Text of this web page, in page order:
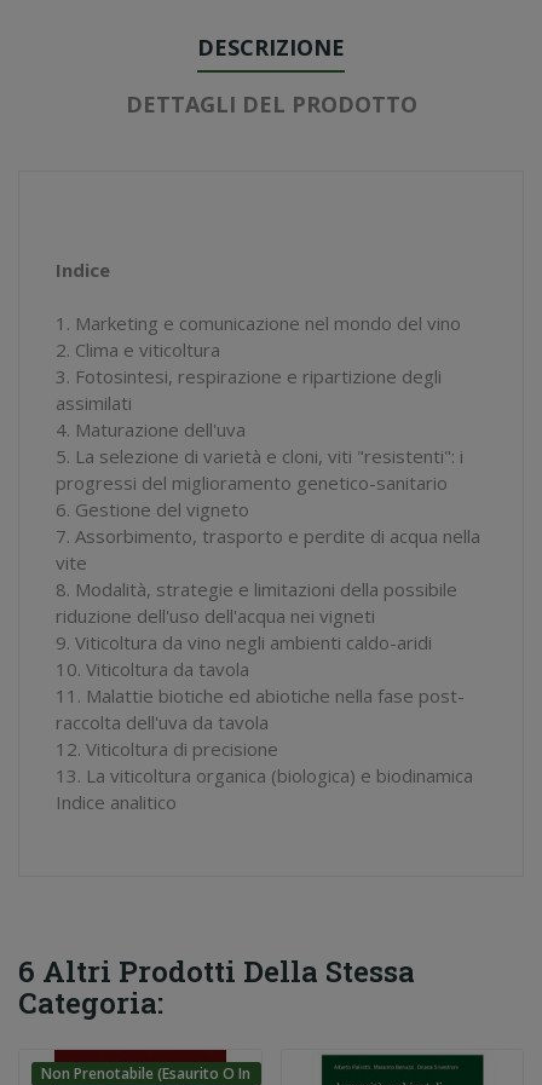
DESCRIZIONE
DETTAGLI DEL PRODOTTO
Indice
1. Marketing e comunicazione nel mondo del vino
2. Clima e viticoltura
3. Fotosintesi, respirazione e ripartizione degli
assimilati
4. Maturazione dell'uva
5. La selezione di varietà e cloni, viti "resistenti": i
progressi del miglioramento genetico-sanitario
6. Gestione del vigneto
7. Assorbimento, trasporto e perdite di acqua nella
vite
8. Modalità, strategie e limitazioni della possibile
riduzione dell'uso dell'acqua nei vigneti
9. Viticoltura da vino negli ambienti caldo-aridi
10. Viticoltura da tavola
11. Malattie biotiche ed abiotiche nella fase post-
raccolta dell'uva da tavola
12. Viticoltura di precisione
13. La viticoltura organica (biologica) e biodinamica
Indice analitico
6 Altri Prodotti Della Stessa
Categoria:
Non Prenotabile (esaurito O In